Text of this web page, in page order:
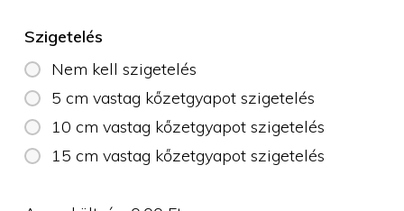
Szigetelés
Nem kell szigetelés
5 cm vastag kőzetgyapot szigetelés
10 cm vastag kőzetgyapot szigetelés
15 cm vastag kőzetgyapot szigetelés